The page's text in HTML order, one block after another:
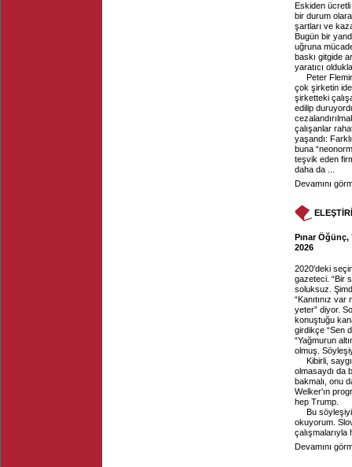
Eskiden ücretli
bir durum
şartları ve
Bugün bir
uğruna
baskı gitgide
yaratıcı
Peter
çok şirketin
şirketteki
edilip
çalışanlar
yaşandı:
buna
teşvik eden
daha da ...
Devamını
Pınar
2026
2020'deki
gazeteci. “Bir
soluksuz.
“Kanıtınız
yeter” diyor.
konuştuğu
girdikçe “Sen
“Yağmurun
olmuş.
Kibirli,
olmasaydı da
bakmalı, onu
Welker'ın
hep Trump.
Bu
okuyorum.
Devamını